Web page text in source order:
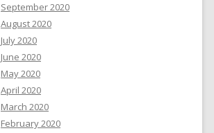
September 2020
August 2020
July 2020
June 2020
May 2020
April 2020
March 2020
February 2020